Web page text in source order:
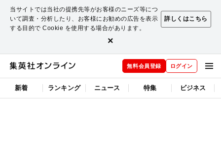
当サイトでは当社の提携先等がお客様のニーズ等につ
いて調査・分析したり、お客様にお勧めの広告を表示
する目的で Cookie を使用する場合があります。
詳しくはこちら
×
無料会員登録 ログイン
新着 ランキング ニュース 特集 ビジネス